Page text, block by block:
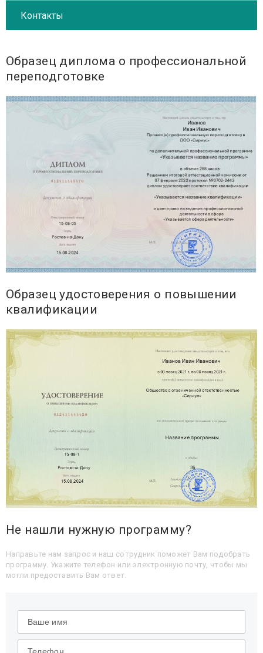
Контакты
Образец диплома о профессиональной
переподготовке
Образец удостоверения о повышении
квалификации
Не нашли нужную программу?
Направьте нам запрос и наш сотрудник поможет Вам подобрать
программу. Укажите телефон или электронную почту, чтобы мы
могли предоставить Вам ответ.